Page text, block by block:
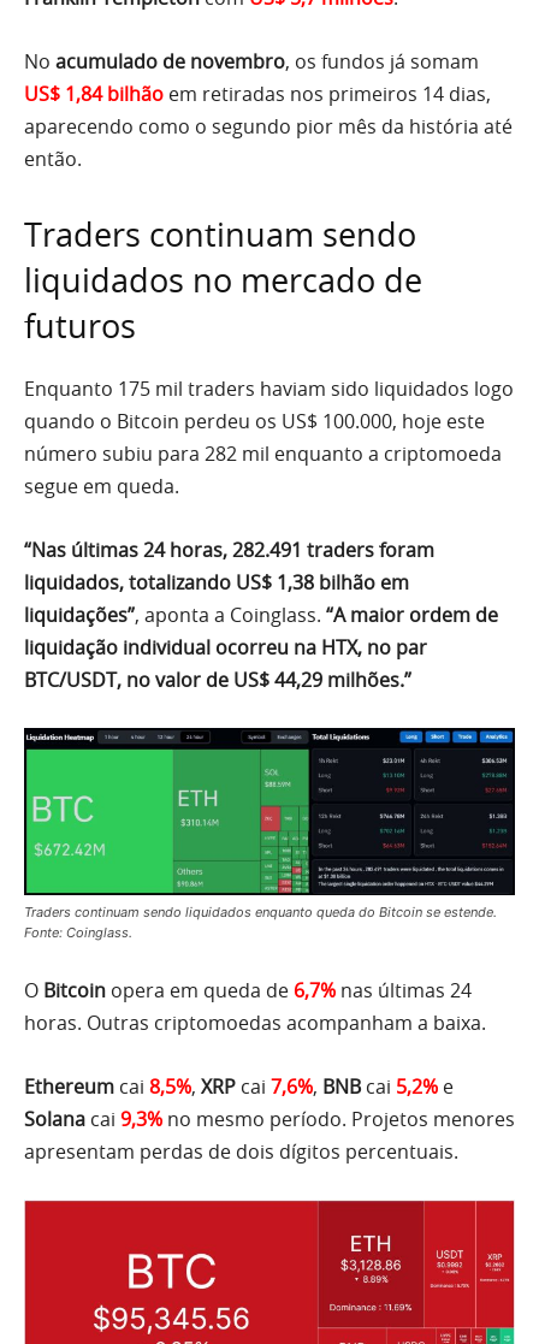
No acumulado de novembro, os fundos já somam
US$ 1,84 bilhão em retiradas nos primeiros 14 dias,
aparecendo como o segundo pior mês da história até
então.
Traders continuam sendo
liquidados no mercado de
futuros
Enquanto 175 mil traders haviam sido liquidados logo
quando o Bitcoin perdeu os US$ 100.000, hoje este
número subiu para 282 mil enquanto a criptomoeda
segue em queda.
“Nas últimas 24 horas, 282.491 traders foram
liquidados, totalizando US$ 1,38 bilhão em
liquidações”, aponta a Coinglass. “A maior ordem de
liquidação individual ocorreu na HTX, no par
BTC/USDT, no valor de US$ 44,29 milhões.”
Traders continuam sendo liquidados enquanto queda do Bitcoin se estende.
Fonte: Coinglass.
O Bitcoin opera em queda de 6,7% nas últimas 24
horas. Outras criptomoedas acompanham a baixa.
Ethereum cai 8,5%, XRP cai 7,6%, BNBcai 5,2% e
Solana cai 9,3% no mesmo período. Projetos menores
apresentam perdas de dois dígitos percentuais.